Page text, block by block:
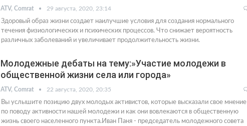
ATV, Comrat 29 августа, 2020, 23:14
Здоровый образ жизни создает наилучшие условия для создания нормального
течения физиологических и психических процессов. Что снижает вероятность
различных заболеваний и увеличивает продолжительность жизни.
Молодежные дебаты на тему:»Участие молодежи в
общественной жизни села или города»
ATV, Comrat 22 августа, 2020, 20:35
Вы услышите позицию двух молодых активистов, которые высказали свое мнение
по поводу активности нашей молодежи и как они вовлекаются в общественную
жизнь своего населенного пункта.Иван Паня - председатель молодежного совета